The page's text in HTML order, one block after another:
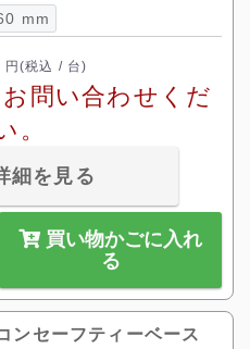
mm
円 (税込 / 台)
問い合わせくだ
。
細を見る
買い物かごに入れ
る
セーフティーベース